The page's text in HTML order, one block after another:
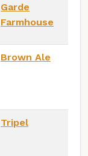
Garde
Farmhouse
Brown Ale
Tripel